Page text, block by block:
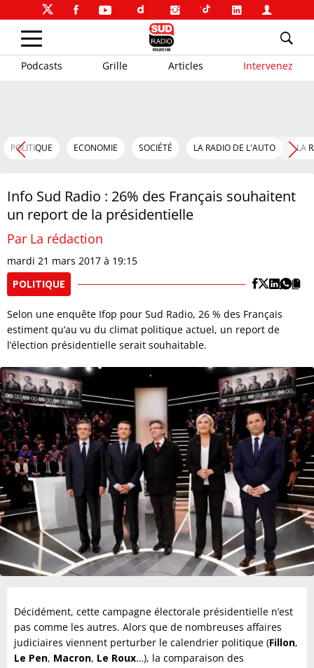
Podcasts Grille Articles Intervenez
POLITIQUE ECONOMIE SOCIÉTÉ LA RADIO DE L'AUTO LA
Info Sud Radio : 26% des Français souhaitent
un report de la présidentielle
Par La rédaction
mardi 21 mars 2017 à 19:15
POLITIQUE
Selon une enquête Ifop pour Sud Radio, 26 % des Français
estiment qu’au vu du climat politique actuel, un report de
l’élection présidentielle serait souhaitable.
Décidément, cette campagne électorale présidentielle n’est
pas comme les autres. Alors que de nombreuses affaires
judiciaires viennent perturber le calendrier politique (Fillon,
Le Pen, Macron, Le Roux…), la comparaison des